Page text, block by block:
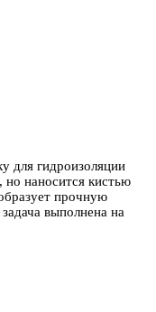
для гидроизоляции
но наносится кистью
прочную
выполнена на